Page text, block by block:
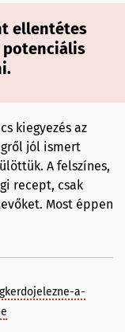
ellentétes
potenciális
kiegyezés az
jól ismert
A felszínes,
recept, csak
Most éppen
a-